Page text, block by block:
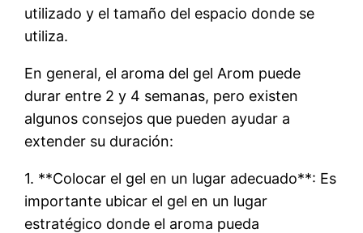
utilizado y el tamaño del espacio donde se
utiliza.
En general, el aroma del gel Arom puede
durar entre 2 y 4 semanas, pero existen
algunos consejos que pueden ayudar a
extender su duración:
1. **Colocar el gel en un lugar adecuado**: Es
importante ubicar el gel en un lugar
estratégico donde el aroma pueda